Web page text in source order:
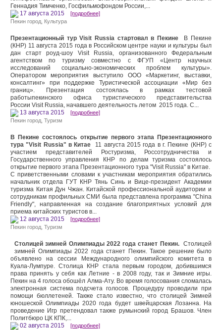
Геннадия Тимченко, Госфильмофондом России,...
17 августа 2015 [подробнее]
Пекин город Культура
Презентационный тур Visit Russia стартовал в Пекине В Пекине
(КНР) 11 августа 2015 года в Российском центре науки и культуры был
дан старт роуд-шоу Visit Russia, организованного Федеральным
агентством по туризму совместно с ФГУП «Центр научных
исследований социально-экономических проблем культуры».
Оператором мероприятия выступило ООО «Маркетинг, выставки,
консалтинг» при поддержке Туристической ассоциации «Мир без
границ». Презентация состоялась в рамках тестовой
работыпекинского офиса туристического представительства
России Visit Russia, начавшего деятельность летом 2015 года. С...
13 августа 2015 [подробнее]
Пекин город Туризм
В Пекине состоялось открытие первого этапа Презентационного
тура "Visit Russia" в Китае 11 августа 2015 года в г. Пекине (КНР) с
участием представителей Ростуризма, Россотрудничества и
Государственного управления КНР по делам туризма состоялось
открытие первого этапа Презентационного тура "Visit Russia" в Китае.
С приветственными словами к участникам мероприятия обратились
начальник отдела ГУТ КНР Тянь Синь и Вице-президент Академии
туризма Китая Дун Чжан. Китайской профессиональной аудитории и
сотрудникам профильных СМИ была представлена программа "China
Friendly", направленная на создание благоприятных условий для
приема китайских туристов в...
12 августа 2015 [подробнее]
Пекин город Туризм
Столицей зимней Олимпиады 2022 года станет Пекин.Столицей
зимней Олимпиады 2022 года станет Пекин. Такое решение было
объявлено на сессии Международного олимпийского комитета в
Куала-Лумпуре. Столица КНР стала первым городом, добившимся
права принять у себя как Летние - в 2008 году, так и Зимние игры.
Пекин на 4 голоса обошёл Алма-Ату. Во время голосования сломалась
электронная система подсчета голосов. Процедуру проводили при
помощи бюллетеней. Также стало известно, что столицей Зимней
юношеской Олимпиады 2020 года будет швейцарская Лозанна. На
проведение Игр претендовал также румынский город Брашов. Член
Политбюро ЦК КПК,...
02 августа 2015 [подробнее]